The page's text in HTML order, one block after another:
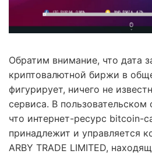
Обратим внимание, что дата
криптовалютной биржи в
фигурирует, ничего не
сервиса. В пользовательском
что интернет-ресурс bitcoin-
принадлежит и управляется
ARBY TRADE LIMITED,